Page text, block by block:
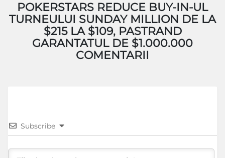
POKERSTARS REDUCE BUY-IN-UL
TURNEULUI SUNDAY MILLION DE LA
$215 LA $109, PASTRAND
GARANTATUL DE $1.000.000
COMENTARII
Subscribe